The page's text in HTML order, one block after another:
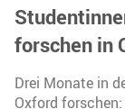
forschen in
Drei Monate in
Oxford